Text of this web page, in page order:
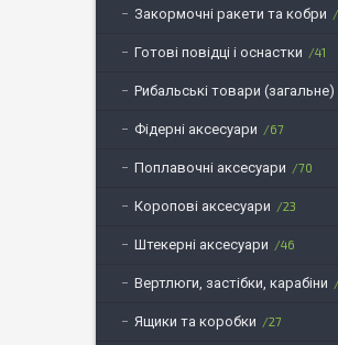
Закормочні ракети та кобри
Готові повідці і оснастки 41
Рибальські товари (загальне)
Фідерні аксесуари 67
Поплавочні аксесуари 70
Коропові аксесуари 23
Штекерні аксесуари 46
Вертлюги, застібки, карабіни
Ящики та коробки 27